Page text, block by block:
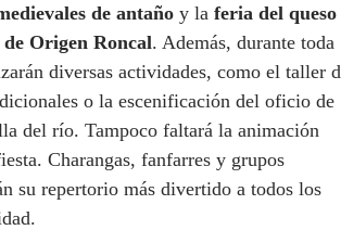
de antaño y la feria del queso
Origen Roncal. Además, durante toda
diversas actividades, como el taller
o la escenificación del oficio de
del río. Tampoco faltará la animación
Charangas, fanfarres y grupos
su repertorio más divertido a todos los